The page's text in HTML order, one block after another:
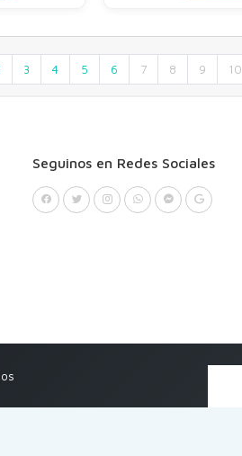
3 4 5 6 7 8 9 10
Seguinos en Redes Sociales